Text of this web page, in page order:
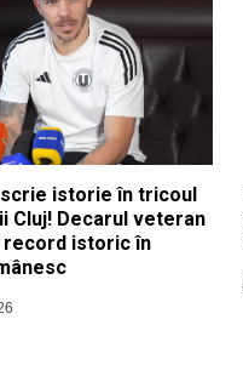
istorie în tricoul
Cluj! Decarul veteran
record istoric în